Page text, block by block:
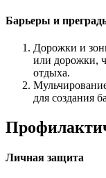
Барьеры и
Дорожки и
или дорожки,
отдыха.
для создания
Личная защита